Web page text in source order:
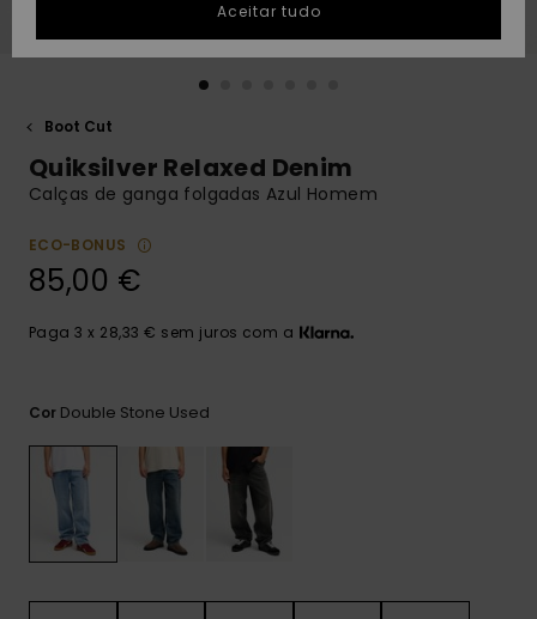
conversa para
obteres a
resposta mais
rápida à tua
conversa
Encontra
nosso
as FAQ
PRESENTE
DESEJO
Boot Cut
Quiksilver Relaxed Denim
Calças de ganga folgadas Azul Homem
ECO-BONUS
85,00 €
Paga 3 x 28,33 € sem juros com a
Cor Double Stone Used
Aceitar tudo